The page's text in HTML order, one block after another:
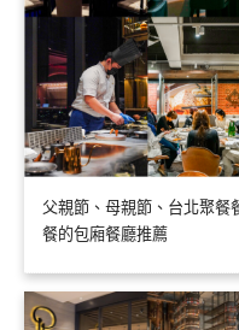
父親節、母親節、台北聚餐
餐的包廂餐廳推薦